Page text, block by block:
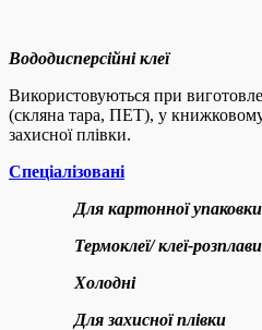
Вододисперсійні клеї
Використовуються при
(скляна тара, ПЕТ), у
захисної плівки.
Спеціалізовані
Для картонної упаковки
Термоклеї/ клеї-розплави
Холодні
Для захисної плівки